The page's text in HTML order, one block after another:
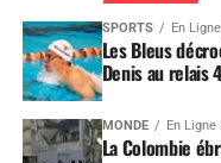
SPORTS En
Les Bleus
Denis au relais
MONDE En Ligne
La Colombie